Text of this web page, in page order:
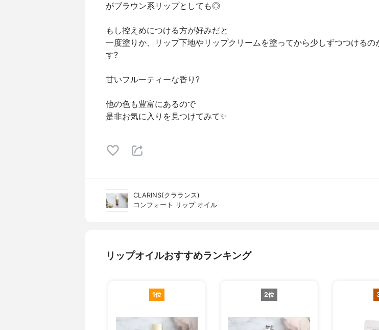
がブラウン系リップとしても◎
もし控えめにつける方が好みだと
一度塗りか、リップ下地やリップクリームを塗ってから少しずつつけるの
す?
甘いフルーティーな香り?
他の色も豊富にあるので
是非お気に入りを見つけてみて✨
CLARINS(クラランス)
コンフォート リップ オイル
リップオイルおすすめランキング
1位 2位